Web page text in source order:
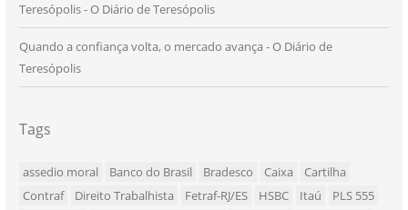
Teresópolis - O Diário de Teresópolis
Quando a confiança volta, o mercado avança - O Diário de
Teresópolis
Tags
assedio moral Banco do Brasil Bradesco Caixa
Cartilha
Contraf
Direito Trabalhista Fetraf-RJ/ES HSBC Itaú
PLS 555